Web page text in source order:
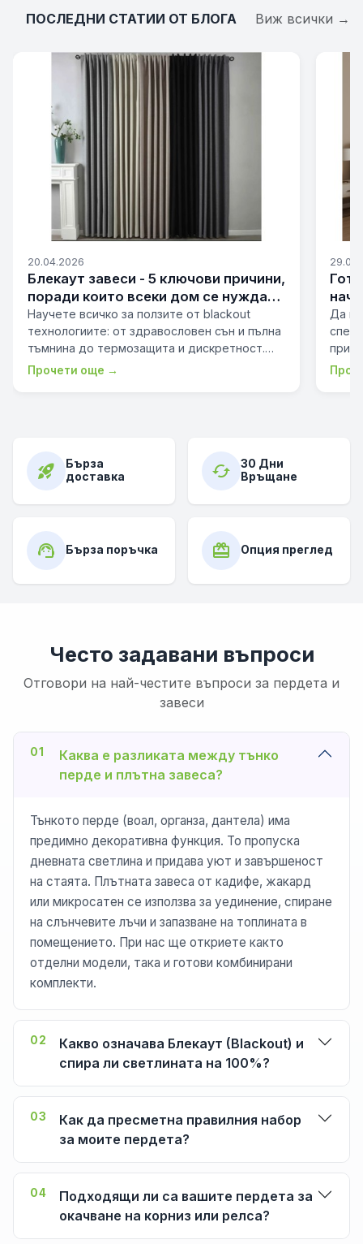
ПОСЛЕДНИ СТАТИИ ОТ БЛОГА Виж всички →
20.04.2026
Блекаут завеси - 5 ключови причини,
поради които всеки дом се нуждае
от тях.
Научете всичко за ползите от blackout
технологиите: от здравословен сън и пълна
тъмнина до термозащита и дискретност.
Спрете светлината, шум…
Прочети още →
Да
rocket_launch
Бърза
доставка
cached
30 Дни
Връщане
support_agent Бърза поръчка card_giftcard Опция преглед
Често задавани въпроси
Отговори на най-честите въпроси за пердета и
завеси
01
Каква е разликата между тънко
перде и плътна завеса?
Тънкото перде (воал, органза, дантела) има
предимно декоративна функция. То пропуска
дневната светлина и придава уют и завършеност
на стаята. Плътната завеса от кадифе, жакард
или микросатен се използва за уединение, спиране
на слънчевите лъчи и запазване на топлината в
помещението. При нас ще откриете както
отделни модели, така и готови комбинирани
комплекти.
02
Какво означава Блекаут (Blackout) и
спира ли светлината на 100%?
03
Как да пресметна правилния набор
за моите пердета?
04
Подходящи ли са вашите пердета за
окачване на корниз или релса?